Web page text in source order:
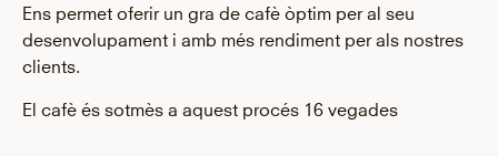
Ens permet oferir un gra de cafè òptim per al seu
desenvolupament i amb més rendiment per als nostres
clients.
El cafè és sotmès a aquest procés 16 vegades